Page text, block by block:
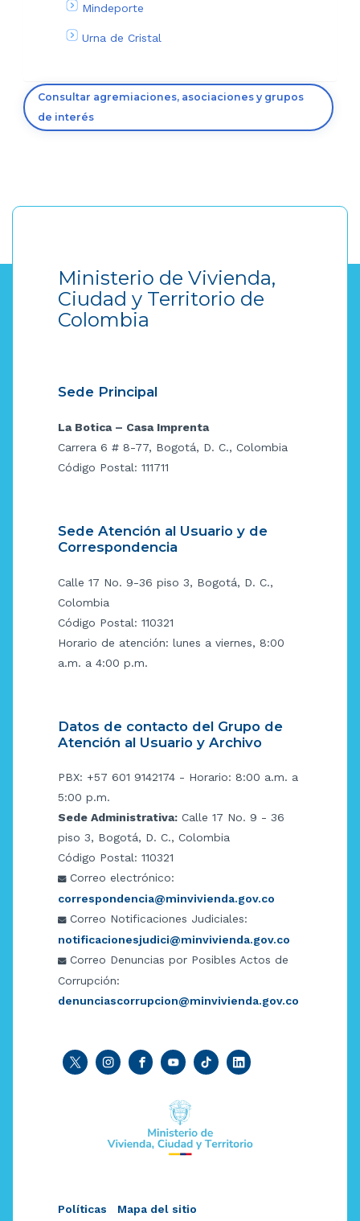
Mindeporte
Urna de Cristal
Consultar agremiaciones, asociaciones y grupos
de interés
Ministerio de Vivienda,
Ciudad y Territorio de
Colombia
Sede Principal
La Botica – Casa Imprenta
Carrera 6 # 8-77, Bogotá, D. C., Colombia
Código Postal: 111711
Sede Atención al Usuario y de
Correspondencia
Calle 17 No. 9-36 piso 3, Bogotá, D. C.,
Colombia
Código Postal: 110321
Horario de atención: lunes a viernes, 8:00
a.m. a 4:00 p.m.
Datos de contacto del Grupo de
Atención al Usuario y Archivo
PBX: +57 601 9142174 - Horario: 8:00 a.m. a
5:00 p.m.
Sede Administrativa: Calle 17 No. 9 - 36
piso 3, Bogotá, D. C., Colombia
Código Postal: 110321
Correo electrónico:
correspondencia@minvivienda.gov.co
Correo Notificaciones Judiciales:
notificacionesjudici@minvivienda.gov.co
Correo Denuncias por Posibles Actos de
Corrupción:
denunciascorrupcion@minvivienda.gov.co
Políticas Mapa del sitio